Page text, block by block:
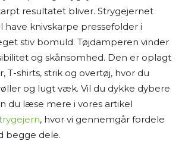
resultatet bliver. Strygejernet
have knivskarpe pressefolder i
stiv bomuld. Tøjdamperen vinder
og skånsomhed. Den er oplagt
T-shirts, strik og overtøj, hvor du
og lugt væk. Vil du dykke dybere
du læse mere i vores artikel
, hvor vi gennemgår fordele
begge dele.